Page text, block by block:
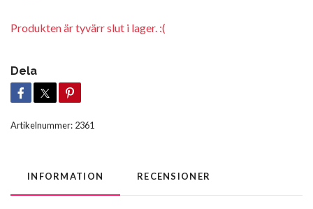
Produkten är tyvärr slut i lager. :(
Dela
Artikelnummer: 2361
INFORMATION RECENSIONER